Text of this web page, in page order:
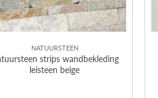
NATUURSTEEN
strips wandbekleding
leisteen beige